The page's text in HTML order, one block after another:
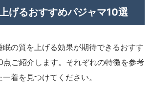
げるおすすめパジャマ10選
の質を上げる効果が期待できるおすす
点ご紹介します。それぞれの特徴を参考
着を見つけてください。